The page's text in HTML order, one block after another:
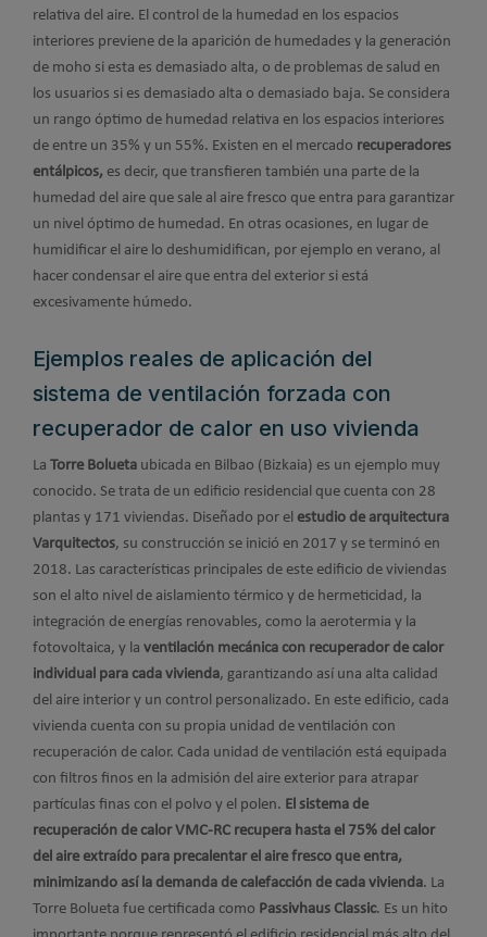
relativa del aire. El control de la humedad en los espacios
interiores previene de la aparición de humedades y la generación
de moho si esta es demasiado alta, o de problemas de salud en
los usuarios si es demasiado alta o demasiado baja. Se considera
un rango óptimo de humedad relativa en los espacios interiores
de entre un 35% y un 55%. Existen en el mercado recuperadores
entálpicos, es decir, que transfieren también una parte de la
humedad del aire que sale al aire fresco que entra para garantizar
un nivel óptimo de humedad. En otras ocasiones, en lugar de
humidificar el aire lo deshumidifican, por ejemplo en verano, al
hacer condensar el aire que entra del exterior si está
excesivamente húmedo.
Ejemplos reales de aplicación del
sistema de ventilación forzada con
recuperador de calor en uso vivienda
La Torre Bolueta ubicada en Bilbao (Bizkaia) es un ejemplo muy
conocido. Se trata de un edificio residencial que cuenta con 28
plantas y 171 viviendas. Diseñado por el estudio de arquitectura
Varquitectos, su construcción se inició en 2017 y se terminó en
2018. Las características principales de este edificio de viviendas
son el alto nivel de aislamiento térmico y de hermeticidad, la
integración de energías renovables, como la aerotermia y la
fotovoltaica, y la ventilación mecánica con recuperador de calor
individual para cada vivienda, garantizando así una alta calidad
del aire interior y un control personalizado. En este edificio, cada
vivienda cuenta con su propia unidad de ventilación con
recuperación de calor. Cada unidad de ventilación está equipada
con filtros finos en la admisión del aire exterior para atrapar
partículas finas con el polvo y el polen. El sistema de
recuperación de calor VMC-RC recupera hasta el 75% del calor
del aire extraído para precalentar el aire fresco que entra,
minimizando así la demanda de calefacción de cada vivienda. La
Torre Bolueta fue certificada como Passivhaus Classic. Es un hito